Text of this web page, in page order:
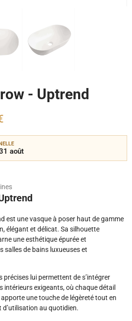
- Uptrend
août
est une vasque à poser haut de gamme
élégant et délicat. Sa silhouette
une esthétique épurée et
salles de bains luxueuses et
précises lui permettent de s’intégrer
intérieurs exigeants, où chaque détail
une touche de légèreté tout en
au quotidien.